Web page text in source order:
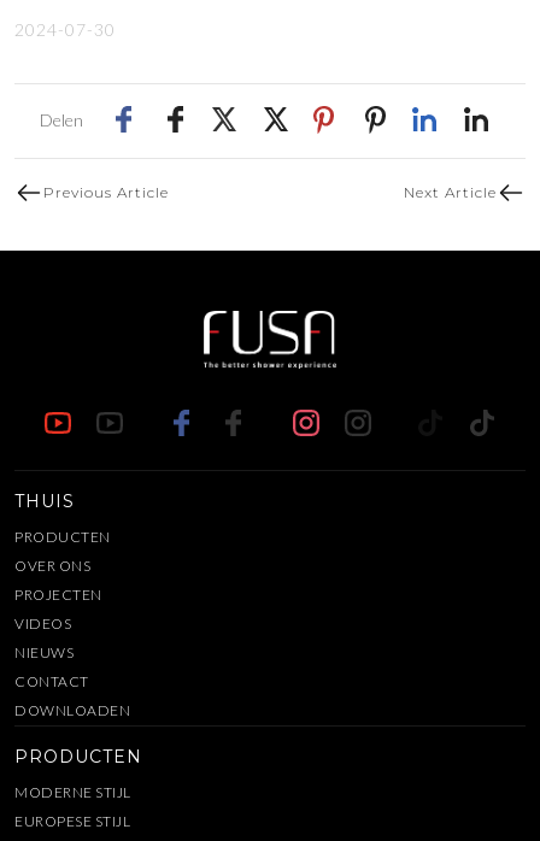
2024-07-30
Delen
Previous Article Next Article
THUIS
PRODUCTEN
OVER ONS
PROJECTEN
VIDEOS
NIEUWS
CONTACT
DOWNLOADEN
PRODUCTEN
MODERNE STIJL
EUROPESE STIJL